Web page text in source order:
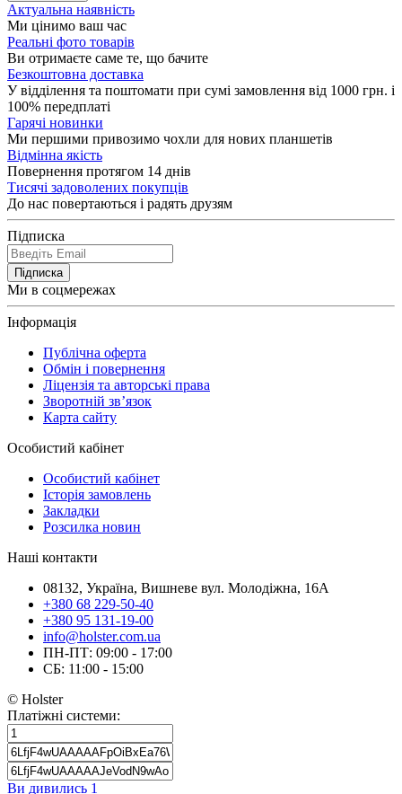
Актуальна наявність
Ми цінимо ваш час
Реальні фото товарів
Ви отримаєте саме те, що бачите
Безкоштовна доставка
У відділення та поштомати при сумі замовлення від 1000 грн. і
100% передплаті
Гарячі новинки
Ми першими привозимо чохли для нових планшетів
Відмінна якість
Повернення протягом 14 днів
Тисячі задоволених покупців
До нас повертаються і радять друзям
Підписка
Підписка
Ми в соцмережах
Інформація
Публічна оферта
Обмін і повернення
Ліцензія та авторські права
Зворотній зв’язок
Карта сайту
Особистий кабінет
Особистий кабінет
Історія замовлень
Закладки
Розсилка новин
Наші контакти
08132, Україна, Вишневе вул. Молодіжна, 16А
+380 68 229-50-40
+380 95 131-19-00
info@holster.com.ua
ПН-ПТ: 09:00 - 17:00
СБ: 11:00 - 15:00
© Holster
Платіжні системи:
Ви дивились 1